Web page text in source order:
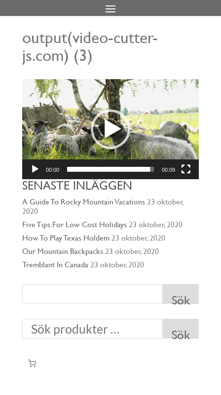
output(video-cutter-
js.com) (3)
Videospelare
00:00 00:09
SENASTE INLÄGGEN
A Guide To Rocky Mountain Vacations 23 oktober,
2020
Five Tips For Low Cost Holidays 23 oktober, 2020
How To Play Texas Holdem 23 oktober, 2020
Our Mountain Backpacks 23 oktober, 2020
Tremblant In Canada 23 oktober, 2020
Sök
Sök